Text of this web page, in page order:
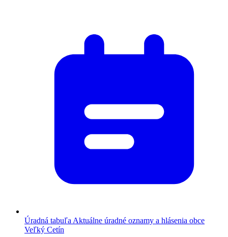
Úradná tabuľa Aktuálne úradné oznamy a hlásenia obce
Veľký Cetín